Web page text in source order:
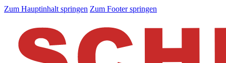
Zum Hauptinhalt springen Zum Footer springen